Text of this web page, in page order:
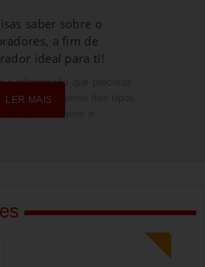
saber sobre o
a fim de
ideal para ti!
a informação que precisas
escolha. Falamos dos tipos,
vantagens e
LER MAIS